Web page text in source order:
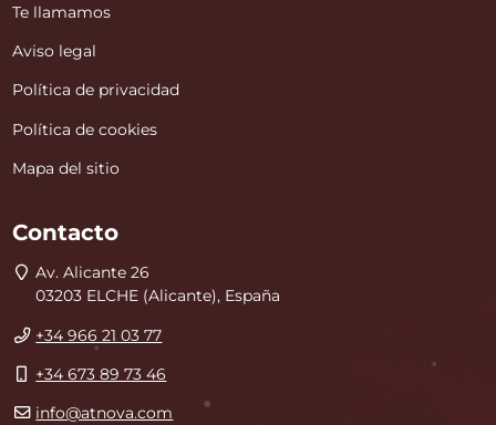
Te llamamos
Aviso legal
Política de privacidad
Política de cookies
Mapa del sitio
Contacto
Dirección
Av. Alicante 26
03203 ELCHE (Alicante), España
Teléfono
+34 966 21 03 77
Móvil
+34 673 89 73 46
E-info@atnova.com